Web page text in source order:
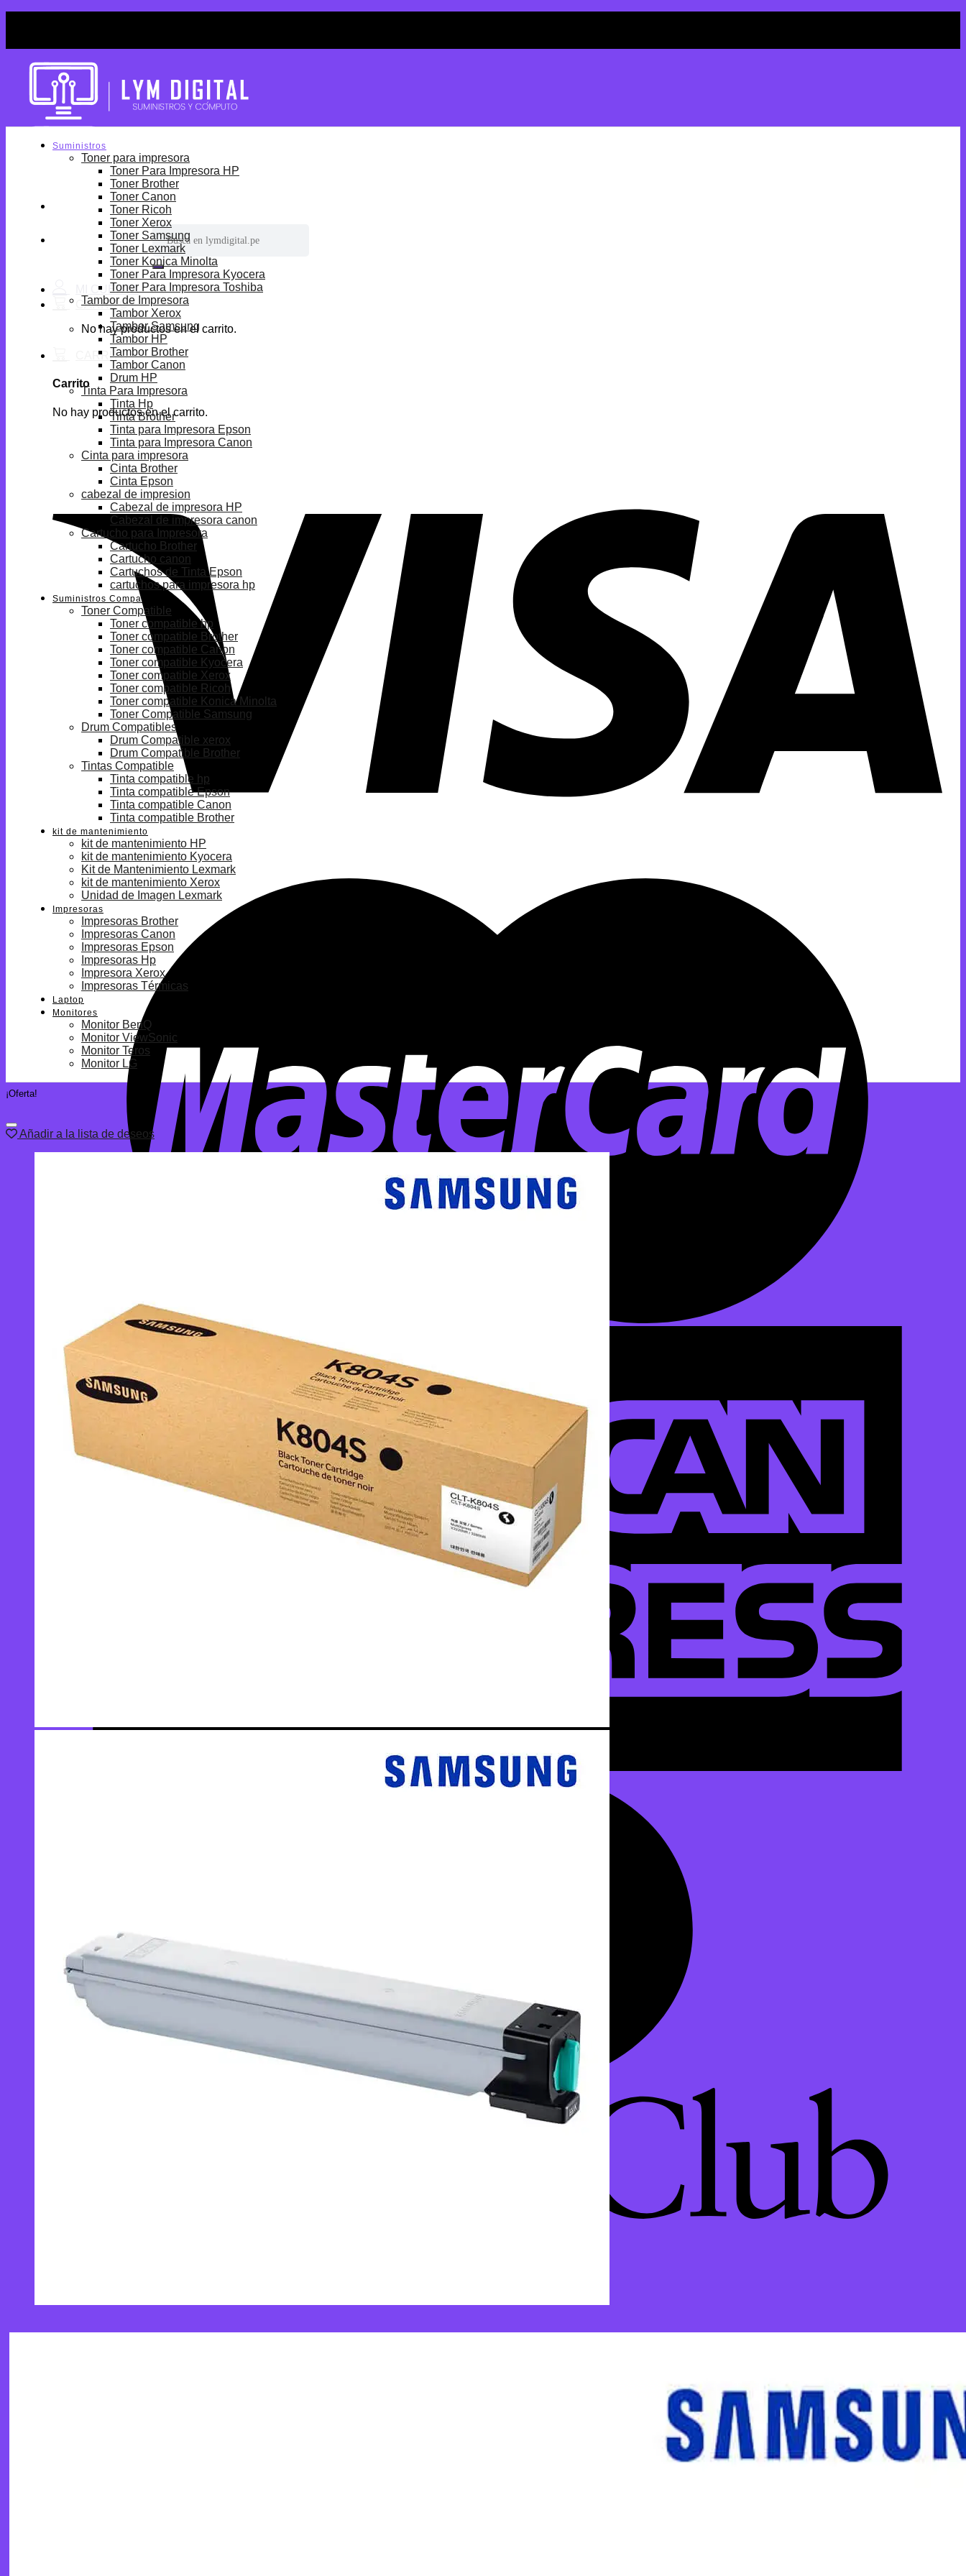
Buscar
por:
No hay productos en el carrito.
Carrito
No hay productos en el carrito.
Suministros
Toner para impresora
Toner Para Impresora HP
Toner Brother
Toner Canon
Toner Ricoh
Toner Xerox
Toner Samsung
Toner Lexmark
Toner Konica Minolta
Toner Para Impresora Kyocera
Toner Para Impresora Toshiba
Tambor de Impresora
Tambor Xerox
Tambor Samsung
Tambor HP
Tambor Brother
Tambor Canon
Drum HP
Tinta Para Impresora
Tinta Hp
Tinta Brother
Tinta para Impresora Epson
Tinta para Impresora Canon
Cinta para impresora
Cinta Brother
Cinta Epson
cabezal de impresion
Cabezal de impresora HP
Cabezal de impresora canon
Cartucho para Impresora
Cartucho Brother
Cartucho canon
Cartuchos de Tinta Epson
cartuchos para impresora hp
Suministros Compatibles
Toner Compatible
Toner compatible hp
Toner compatible Brother
Toner compatible Canon
Toner compatible Kyocera
Toner compatible Xerox
Toner compatible Ricoh
Toner compatible Konica Minolta
Toner Compatible Samsung
Drum Compatibles
Drum Compatible xerox
Drum Compatible Brother
Tintas Compatible
Tinta compatible hp
Tinta compatible Epson
Tinta compatible Canon
Tinta compatible Brother
kit de mantenimiento
kit de mantenimiento HP
kit de mantenimiento Kyocera
Kit de Mantenimiento Lexmark
kit de mantenimiento Xerox
Unidad de Imagen Lexmark
Impresoras
Impresoras Brother
Impresoras Canon
Impresoras Epson
Impresoras Hp
Impresora Xerox
Impresoras Térmicas
Laptop
Monitores
Monitor BenQ
Monitor ViewSonic
Monitor Teros
Monitor LG
¡Oferta!
Añadir a la lista de deseos